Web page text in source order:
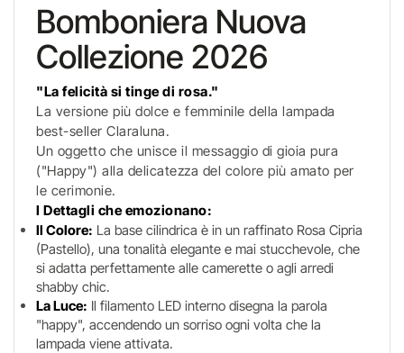
Bomboniera Nuova
Collezione 2026
"La felicità si tinge di rosa."
La versione più dolce e femminile della lampada
best-seller Claraluna.
Un oggetto che unisce il messaggio di gioia pura
("Happy") alla delicatezza del colore più amato per
le cerimonie.
I Dettagli che emozionano:
Il Colore: La base cilindrica è in un raffinato Rosa Cipria
(Pastello), una tonalità elegante e mai stucchevole, che
si adatta perfettamente alle camerette o agli arredi
shabby chic.
La Luce: Il filamento LED interno disegna la parola
"happy", accendendo un sorriso ogni volta che la
lampada viene attivata.